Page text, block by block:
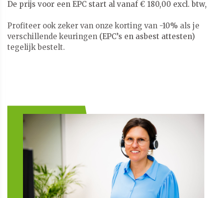
​​​​​​​De prijs voor een EPC start al vanaf € 180,00 excl. btw,
Profiteer ook zeker van onze korting van -10% als je
verschillende keuringen (EPC’s en asbest attesten)
tegelijk bestelt.